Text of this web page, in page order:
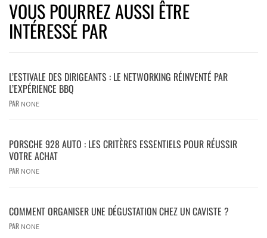
VOUS POURREZ AUSSI ÊTRE
INTÉRESSÉ PAR
L’ESTIVALE DES DIRIGEANTS : LE NETWORKING RÉINVENTÉ PAR
L’EXPÉRIENCE BBQ
PAR NONE
PORSCHE 928 AUTO : LES CRITÈRES ESSENTIELS POUR RÉUSSIR
VOTRE ACHAT
PAR NONE
COMMENT ORGANISER UNE DÉGUSTATION CHEZ UN CAVISTE ?
PAR NONE